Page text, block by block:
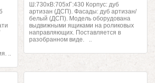
..
Ш:730хВ:705хГ:430 Корпус: дуб
артизан (ДСП). Фасады: дуб артизан/
белый (ДСП). Модель оборудована
выдвижными ящиками на роликовых
направляющих. Поставляется в
разобранном виде. ..